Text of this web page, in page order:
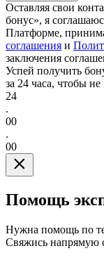
Оставляя свои
бонус», я
Платформе,
соглашения и
заключения
Успей получить
за 24 часа, чтобы не
24
.
00
.
00
Помощь
Нужна помощь по
Свяжись напрямую